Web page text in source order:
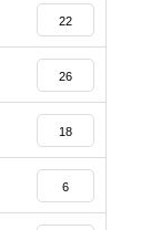
22
26
18
6